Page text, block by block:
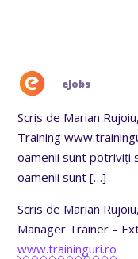
eJobs
Scris de Marian
Training
oamenii sunt potriviți
oamenii sunt […]
Scris de Marian Rujoiu,
Manager Trainer –
www.traininguri.ro